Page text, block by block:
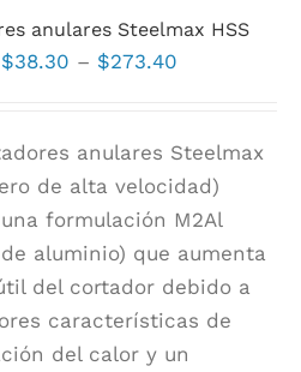
Las
opciones
elegir
en
la
página
de
producto
anulares Steelmax HSS
$38.30 – $273.40
$38.30
a
$273.40
anulares Steelmax
de alta velocidad)
formulación M2Al
aluminio) que aumenta
del cortador debido a
características de
del calor y un